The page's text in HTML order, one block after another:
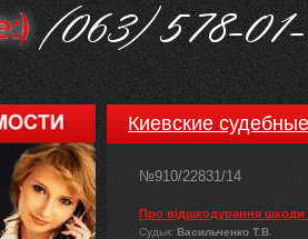
Киевские
№910/22831/14
Про відшкодування шкоди
Судья: Васильченко Т.В.